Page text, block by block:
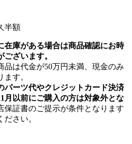
半額
在庫がある場合は商品確認にお時
ございます。
品は代金が50万円未満、現金のみ
す。
パーツ代やクレジットカード決済
月以前にご購入の方は対象外とな
保証書のご提示が条件となります
さい。